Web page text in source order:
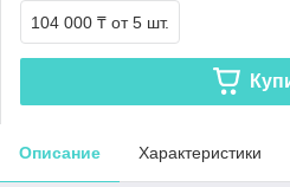
104 000 ₸ от 5 шт.
Описание Характеристики